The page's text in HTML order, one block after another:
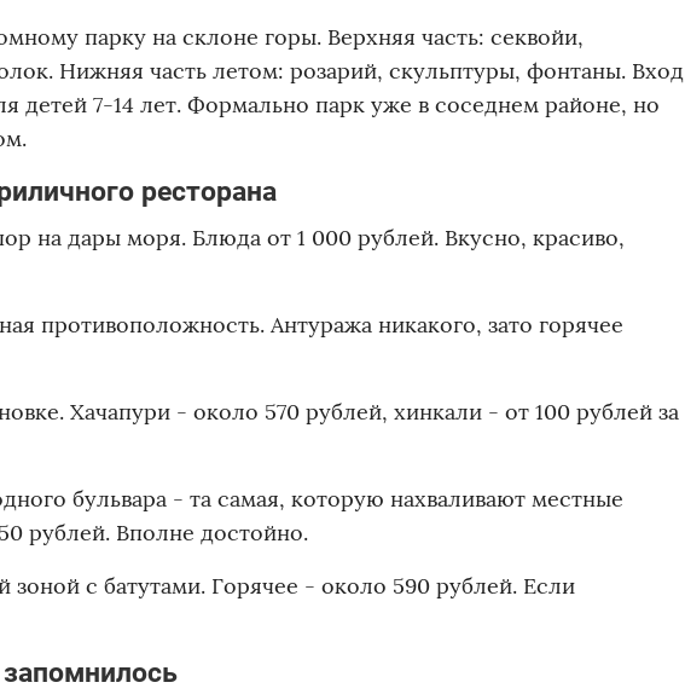
парку на склоне горы. Верхняя часть: секвойи,
Нижняя часть летом: розарий, скульптуры, фонтаны. Вход
детей 7-14 лет. Формально парк уже в соседнем районе, но
ресторана
на дары моря. Блюда от 1 000 рублей. Вкусно, красиво,
противоположность. Антуража никакого, зато горячее
Хачапури - около 570 рублей, хинкали - от 100 рублей за
бульвара - та самая, которую нахваливают местные
рублей. Вполне достойно.
с батутами. Горячее - около 590 рублей. Если